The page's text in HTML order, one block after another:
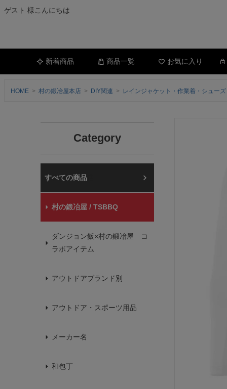
ゲスト 様こんにちは
新着商品 商品一覧 お気に入り
HOME 村の鍛冶屋本店 DIY関連 レインジャケット・作業着・シューズ
Category
村の鍛冶屋本店
村の鍛冶屋 / TSBBQ
ダンジョン飯×村の鍛冶屋 コ
ラボアイテム
アウトドアブランド別
アウトドア・スポーツ用品
メーカー名
和包丁